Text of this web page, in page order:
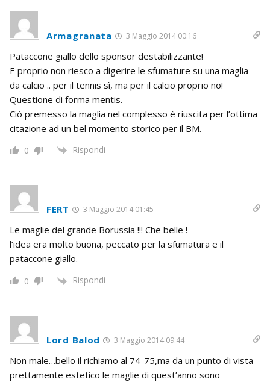
Armagranata 3 Maggio 2014 00:16
Pataccone giallo dello sponsor destabilizzante!
E proprio non riesco a digerire le sfumature su una maglia
da calcio .. per il tennis sì, ma per il calcio proprio no!
Questione di forma mentis.
Ciò premesso la maglia nel complesso è riuscita per l’ottima
citazione ad un bel momento storico per il BM.
0 Rispondi
FERT 3 Maggio 2014 01:45
Le maglie del grande Borussia !!! Che belle !
l’idea era molto buona, peccato per la sfumatura e il
pataccone giallo.
0 Rispondi
Lord Balod 3 Maggio 2014 09:44
Non male…bello il richiamo al 74-75,ma da un punto di vista
prettamente estetico le maglie di quest’anno sono